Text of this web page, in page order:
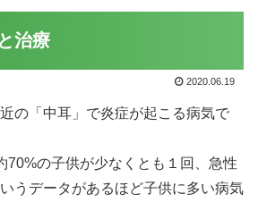
治療
2020.06.19
の「中耳」で炎症が起こる病気で
70%の子供が少なくとも１回、急性
うデータがあるほど子供に多い病気